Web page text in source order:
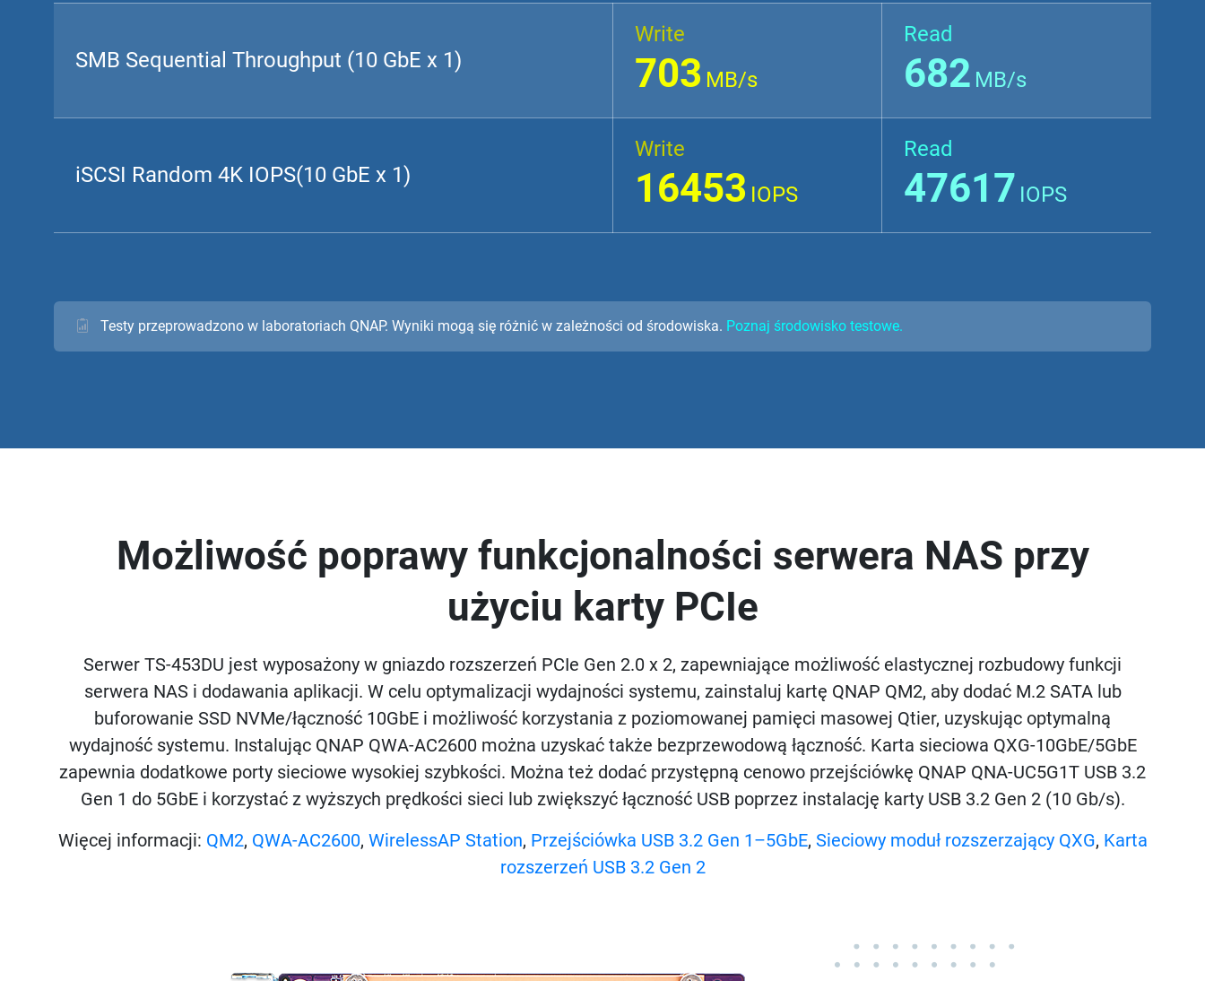
SMB Sequential Throughput (10 GbE x 1)
Write
703 MB/s
Read
682 MB/s
iSCSI Random 4K IOPS(10 GbE x 1)
Write
16453 IOPS
Read
47617 IOPS
Testy przeprowadzono w laboratoriach QNAP. Wyniki mogą się różnić w zależności od środowiska. Poznaj środowisko testowe.
Możliwość poprawy funkcjonalności serwera NAS przy
użyciu karty PCIe
Serwer TS-453DU jest wyposażony w gniazdo rozszerzeń PCIe Gen 2.0 x 2, zapewniające możliwość elastycznej rozbudowy funkcji
serwera NAS i dodawania aplikacji. W celu optymalizacji wydajności systemu, zainstaluj kartę QNAP QM2, aby dodać M.2 SATA lub
buforowanie SSD NVMe/łączność 10GbE i możliwość korzystania z poziomowanej pamięci masowej Qtier, uzyskując optymalną
wydajność systemu. Instalując QNAP QWA-AC2600 można uzyskać także bezprzewodową łączność. Karta sieciowa QXG-10GbE/5GbE
zapewnia dodatkowe porty sieciowe wysokiej szybkości. Można też dodać przystępną cenowo przejściówkę QNAP QNA-UC5G1T USB 3.2
Gen 1 do 5GbE i korzystać z wyższych prędkości sieci lub zwiększyć łączność USB poprzez instalację karty USB 3.2 Gen 2 (10 Gb/s).
Więcej informacji: QM2, QWA-AC2600, WirelessAP Station, Przejściówka USB 3.2 Gen 1–5GbE, Sieciowy moduł rozszerzający QXG, Karta
rozszerzeń USB 3.2 Gen 2